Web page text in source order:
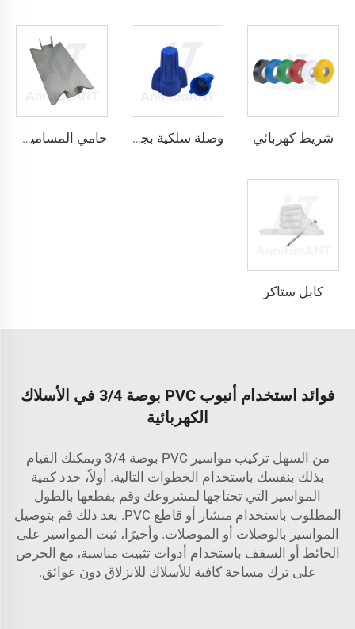
شريط كهربائي وصلة سلكية بجناحين قابلة للالتفاف حامي المسامير المسمار
كابل ستاكر
فوائد استخدام أنبوب PVC بوصة 3/4 في الأسلاك
الكهربائية
من السهل تركيب مواسير PVC بوصة 3/4 ويمكنك القيام
بذلك بنفسك باستخدام الخطوات التالية. أولاً، حدد كمية
المواسير التي تحتاجها لمشروعك وقم بقطعها بالطول
المطلوب باستخدام منشار أو قاطع PVC. بعد ذلك قم بتوصيل
المواسير بالوصلات أو الموصلات. وأخيرًا، ثبت المواسير على
الحائط أو السقف باستخدام أدوات تثبيت مناسبة، مع الحرص
على ترك مساحة كافية للأسلاك للانزلاق دون عوائق.